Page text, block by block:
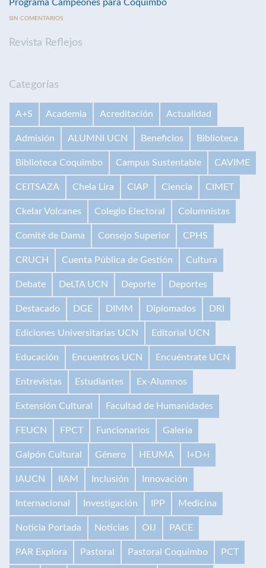
Programa Campeones para Coquimbo
SIN COMENTARIOS
Revista Reflejos
Categorías
A+S Academia Acreditación Actualidad
Admisión ALUMNI UCN Beneficios Biblioteca
Biblioteca Coquimbo Campus Sustentable CAVIME
CEITSAZA Chela Lira CIAP Ciencia CIMET
Ckelar Volcanes Colegio Electoral Columnistas
Comité de Dama Consejo Superior CPHS
CRUCH Cuenta Pública de Gestión Cultura
Debate DeLTA UCN Deporte Deportes
Destacado DGE DIMM Diplomados DRI
Ediciones Universitarias UCN Editorial UCN
Educación Encuentros UCN Encuéntrate UCN
Entrevistas Estudiantes Ex-Alumnos
Extensión Cultural Facultad de Humanidades
FEUCN FPCT Funcionarios Galería
Galpón Cultural Género HEUMA I+D+i
IAUCN IIAM Inclusión Innovación
Internacional Investigación IPP Medicina
Noticia Portada Noticias OIJ PACE
PAR Explora Pastoral Pastoral Coquimbo PCT